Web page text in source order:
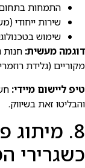
התמחות
שירות ייחודי
שימוש
דוגמה מעשית: חנות
מקוריים (גלידת
טיפ ליישום מיידי:
והבליטו זאת בשיווק.
8. מיתוג
כשגרירי